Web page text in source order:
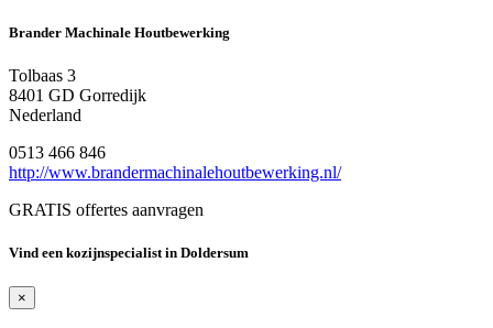
Brander Machinale Houtbewerking
Tolbaas 3
8401 GD Gorredijk
Nederland
0513 466 846
http://www.brandermachinalehoutbewerking.nl/
GRATIS offertes aanvragen
Vind een kozijnspecialist in Doldersum
×